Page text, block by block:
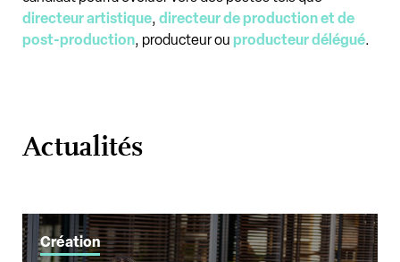
directeur artistique, directeur de production et de
post-production, producteur ou producteur délégué.
Actualités
Création